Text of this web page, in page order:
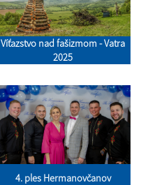
Víťazstvo nad fašizmom - Vatra
2025
4. ples Hermanovčanov